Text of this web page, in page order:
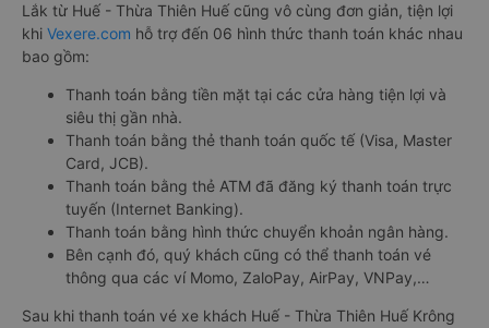
Lắk từ Huế - Thừa Thiên Huế cũng vô cùng đơn giản, tiện lợi
khi Vexere.com hỗ trợ đến 06 hình thức thanh toán khác nhau
bao gồm:
Thanh toán bằng tiền mặt tại các cửa hàng tiện lợi và
siêu thị gần nhà.
Thanh toán bằng thẻ thanh toán quốc tế (Visa, Master
Card, JCB).
Thanh toán bằng thẻ ATM đã đăng ký thanh toán trực
tuyến (Internet Banking).
Thanh toán bằng hình thức chuyển khoản ngân hàng.
Bên cạnh đó, quý khách cũng có thể thanh toán vé
thông qua các ví Momo, ZaloPay, AirPay, VNPay,…
Sau khi thanh toán vé xe khách Huế - Thừa Thiên Huế Krông